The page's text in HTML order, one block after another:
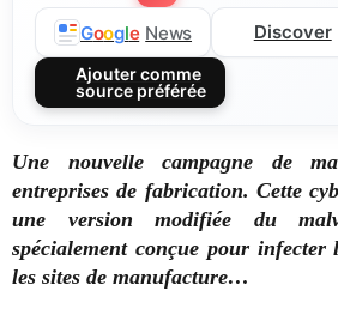
Google News Discover
Ajouter comme
source préférée
Une nouvelle campagne de
entreprises de fabrication. Cette
une version modifiée du
spécialement conçue pour
les sites de manufacture…